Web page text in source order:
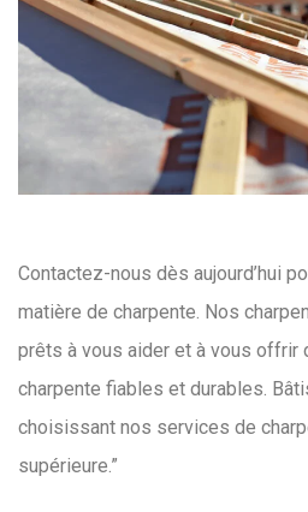
Contactez-nous dès aujourd’hui
matière de charpente. Nos
prêts à vous aider et à vous offrir
charpente fiables et durables.
choisissant nos services de
supérieure.”